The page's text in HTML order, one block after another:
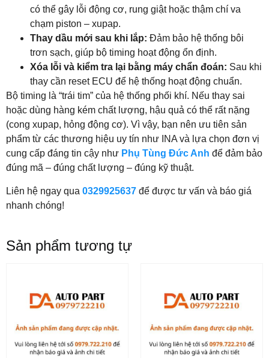
có thể gây lỗi động cơ, rung giật hoặc thậm chí va
chạm piston – xupap.
Thay dầu mới sau khi lắp: Đảm bảo hệ thống bôi
trơn sạch, giúp bộ timing hoạt động ổn định.
Xóa lỗi và kiểm tra lại bằng máy chẩn đoán: Sau khi
thay cần reset ECU để hệ thống hoạt động chuẩn.
Bộ timing là “trái tim” của hệ thống phối khí. Nếu thay sai
hoặc dùng hàng kém chất lượng, hậu quả có thể rất nặng
(cong xupap, hỏng động cơ). Vì vậy, bạn nên ưu tiên sản
phẩm từ các thương hiệu uy tín như INA và lựa chọn đơn vị
cung cấp đáng tin cậy như Phụ Tùng Đức Anh để đảm bảo
đúng mã – đúng chất lượng – đúng kỹ thuật.
Liên hệ ngay qua 0329925637 để được tư vấn và báo giá
nhanh chóng!
Sản phẩm tương tự